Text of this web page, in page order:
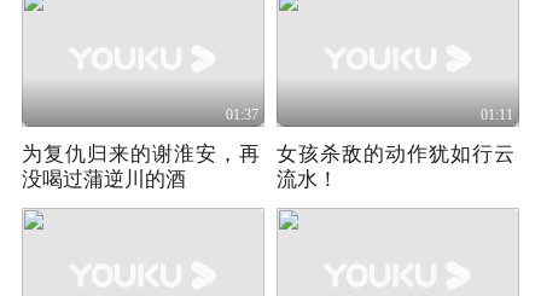
01:37
为复仇归来的谢淮安，再
没喝过蒲逆川的酒
01:11
女孩杀敌的动作犹如行云
流水！